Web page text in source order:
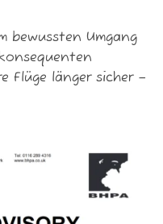
bewussten Umgang
Flüge länger sicher –